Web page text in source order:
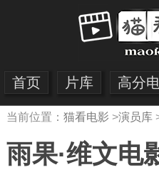
首页 片库 高分
当前位置： 猫看电影 >演员库
雨果·维文电